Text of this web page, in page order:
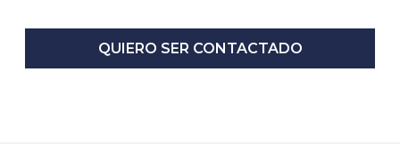
QUIERO SER CONTACTADO